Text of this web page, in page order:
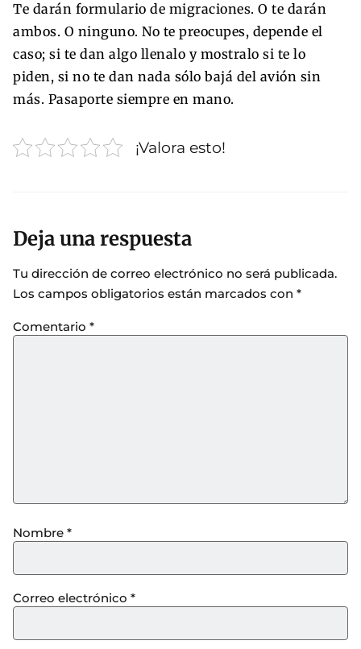
Te darán formulario de migraciones. O te darán
ambos. O ninguno. No te preocupes, depende el
caso; si te dan algo llenalo y mostralo si te lo
piden, si no te dan nada sólo bajá del avión sin
más. Pasaporte siempre en mano.
¡Valora esto!
Deja una respuesta
Tu dirección de correo electrónico no será publicada.
Los campos obligatorios están marcados con *
Comentario *
Nombre *
Correo electrónico *